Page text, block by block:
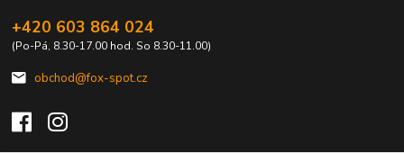
+420 603 864 024
(Po-Pá, 8.30-17.00 hod. So 8.30-11.00)
obchod@fox-spot.cz